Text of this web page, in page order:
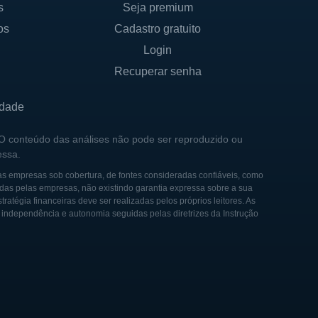
e integidade. Com
expandindo suas
um crescimento
para aumentar
serviços mais eficientes
para melhorar a
bancários. Com um forte
parcerias e iniciativas
Seja premium
Cadastro gratuito
Login
Recuperar senha
conteúdo das análises não pode ser reproduzido ou
sob cobertura, de fontes consideradas confiáveis, como
pelas empresas, não existindo garantia expressa sobre a sua
financeiras deve ser realizadas pelos próprios leitores. As
e autonomia seguidas pelas diretrizes da Instrução